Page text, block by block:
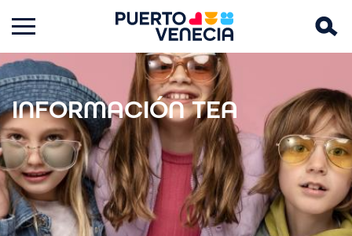
Imagen
INFORMACIÓN TEA